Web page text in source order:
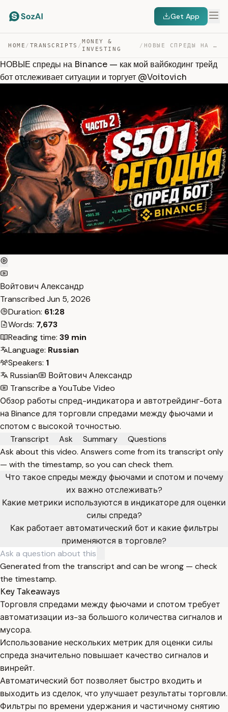
Get App
HOME / TRANSCRIPTS /
MONEY &
INVESTING
/ НОВЫЕ СПРЕДЫ НА BINANCE — КАК МОЙ ВАЙБКОДИНГ ТРЕЙД БОТ … — TRANSCRIPT
НОВЫЕ спреды на Binance — как мой вайбкодинг трейд
бот отслеживает ситуации и торгует @Voitovich
Войтович Александр
Transcribed Jun 5, 2026
Duration: 61:28
Words: 7,673
Reading time: 39 min
Language: Russian
Speakers: 1
Russian
Войтович Александр
Transcribe a YouTube Video
Обзор работы спред-индикатора и автотрейдинг-бота
на Binance для торговли спредами между фьючами и
спотом с высокой точностью.
Transcript
Ask Summary
Questions
Ask about this video. Answers come from its transcript only
— with the timestamp, so you can check them.
Что такое спреды между фьючами и спотом и почему
их важно отслеживать?
Какие метрики используются в индикаторе для оценки
силы спреда?
Как работает автоматический бот и какие фильтры
применяются в торговле?
Generated from the transcript and can be wrong — check
the timestamp.
Key Takeaways
Торговля спредами между фьючами и спотом требует
автоматизации из-за большого количества сигналов и
мусора.
Использование нескольких метрик для оценки силы
спреда значительно повышает качество сигналов и
винрейт.
Автоматический бот позволяет быстро входить и
выходить из сделок, что улучшает результаты торговли.
Фильтры по времени удержания и частичному снятию